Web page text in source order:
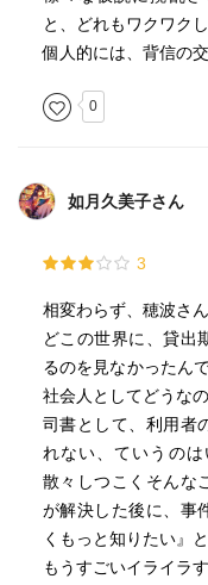
チいれかわった。
盗聴器。
被害者、盗聴器知って
狂言自殺。
と、どれもワクワク
個人的には、背信の
0
如月久美子さん
3
相変わらず、穂波さ
どこの世界に、貸出
るのを見なかったん
社会人としてどうなの
司書として、利用者
れない、ていうのは
散々しつこくそんな
が解決した後に、事
くもっと知りたい』
もうすごいイライラす